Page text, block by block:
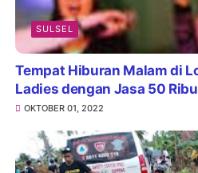
SULSEL
Tempat Hiburan Malam di
Ladies dengan Jasa 50
OKTOBER 01, 2022